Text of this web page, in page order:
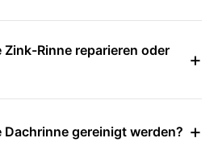
Zink-Rinne reparieren oder
+
Dachrinne gereinigt werden? +